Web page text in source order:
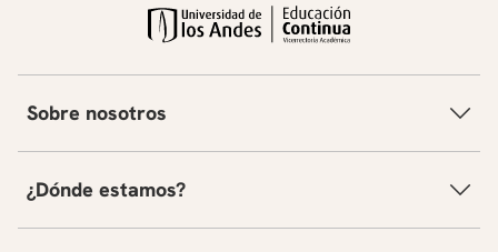
Sobre nosotros
¿Dónde estamos?